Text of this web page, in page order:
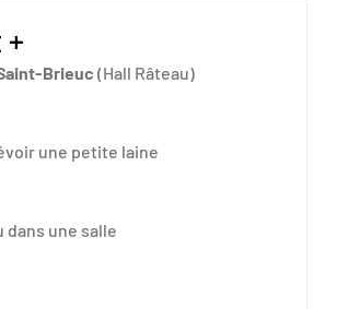
Brieuc (Hall Râteau)
une petite laine
dans une salle